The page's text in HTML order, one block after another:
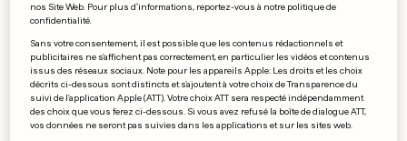
PUBLICITÉ
nos Site Web. Pour plus d’informations, reportez-vous à notre politique de
confidentialité.
Sans votre consentement, il est possible que les contenus rédactionnels et
publicitaires ne s'affichent pas correctement, en particulier les vidéos et contenus
issus des réseaux sociaux. Note pour les appareils Apple: Les droits et les choix
décrits ci-dessous sont distincts et s'ajoutent à votre choix de Transparence du
suivi de l'application Apple (ATT). Votre choix ATT sera respecté indépendamment
des choix que vous ferez ci-dessous. Si vous avez refusé la boîte de dialogue ATT,
vos données ne seront pas suivies dans les applications et sur les sites web.